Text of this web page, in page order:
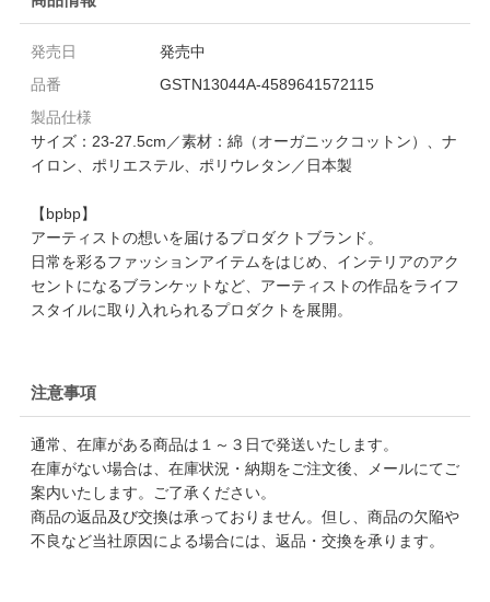
発売日
発売中
品番
GSTN13044A-4589641572115
製品仕様
サイズ：23-27.5cm／素材：綿（オーガニックコットン）、ナ
イロン、ポリエステル、ポリウレタン／日本製
【bpbp】
アーティストの想いを届けるプロダクトブランド。
日常を彩るファッションアイテムをはじめ、インテリアのアク
セントになるブランケットなど、アーティストの作品をライフ
スタイルに取り入れられるプロダクトを展開。
注意事項
通常、在庫がある商品は１～３日で発送いたします。
在庫がない場合は、在庫状況・納期をご注文後、メールにてご
案内いたします。ご了承ください。
商品の返品及び交換は承っておりません。但し、商品の欠陥や
不良など当社原因による場合には、返品・交換を承ります。